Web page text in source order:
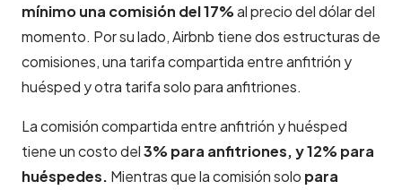
mínimo una comisión del 17%al precio del dólar del
momento. Por su lado, Airbnb tiene dos estructuras de
comisiones, una tarifa compartida entre anfitrión y
huésped y otra tarifa solo para anfitriones.
La comisión compartida entre anfitrión y huésped
tiene un costo del3% para anfitriones, y 12% para
huéspedes. Mientras que la comisión solo para